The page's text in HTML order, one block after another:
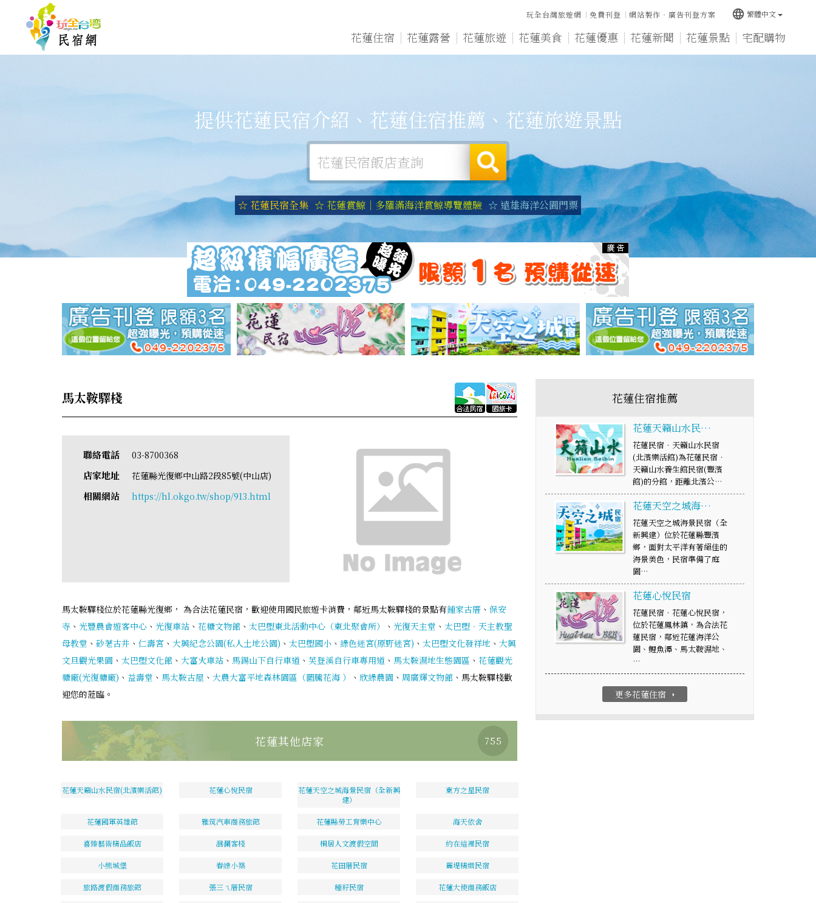
花蓮住宿 花蓮露營 花蓮旅遊 花蓮美食 花蓮優惠 花蓮新聞 花蓮景點 宅配購物
玩全台灣旅遊網 免費刊登 網站製作‧廣告刊登方案 language 繁體中文
提供花蓮民宿介紹、花蓮住宿推薦、花蓮旅遊景點
☆ 花蓮民宿全集 ☆ 花蓮賞鯨｜多羅滿海洋賞鯨導覽體驗 ☆ 遠雄海洋公園門票
馬太鞍驛棧
聯絡電話 03-8700368
店家地址 花蓮縣光復鄉中山路2段85號(中山店)
相關網站 https://hl.okgo.tw/shop/913.html
馬太鞍驛棧位於花蓮縣光復鄉， 為合法花蓮民宿，歡迎使用國民旅遊卡消費，鄰近馬太鞍驛棧的景點有鍾家古厝 、 保安
寺 、 光豐農會遊客中心 、 光復車站 、 花糖文物館 、 太巴塱東北活動中心（東北聚會所） 、 光復天主堂 、 太巴塱‧天主教聖
母教堂 、 砂荖古井 、 仁壽宮 、 大興紀念公園(私人土地公園) 、 太巴塱國小 、 綠色迷宮(原野迷宮) 、 太巴塱文化發祥地 、 大興
文旦觀光果園 、 太巴塱文化館 、 大富火車站 、 馬錫山下自行車道 、 芙登溪自行車專用道 、 馬太鞍濕地生態園區 、 花蓮觀光
糖廠(光復糖廠) 、 益壽堂 、 馬太鞍古屋 、 大農大富平地森林園區（圖騰花海 ） 、 欣綠農園 、 周廣輝文物館 、馬太鞍驛棧歡
迎您的蒞臨。
花蓮其他店家 755
花蓮天籟山水民宿(北濱樂活館) 花蓮心悅民宿
花蓮天空之城海景民宿（全新興
建）
東方之星民宿
花蓮國軍英雄館 雅筑汽車商務旅館 花蓮縣勞工育樂中心 海天依舍
喜臻藝術精品飯店 洄瀾客棧 桐居人文渡假空間 約在這裡民宿
小熊城堡 春綠小築 花田厝民宿 麗堤精緻民宿
旅路渡假商務旅館 張三ㄟ厝民宿 種籽民宿 花蓮大使商務飯店
花蓮住宿推薦
花蓮天籟山水民…
花蓮民宿‧天籟山水民宿
(北濱樂活館)為花蓮民宿‧
天籟山水養生館民宿(豐濱
館)的分館，距離北濱公…
花蓮天空之城海…
花蓮天空之城海景民宿（全
新興建）位於花蓮縣豐濱
鄉，面對太平洋有著絕佳的
海景美色，民宿準備了庭
園…
花蓮心悅民宿
花蓮民宿‧花蓮心悅民宿，
位於花蓮鳳林鎮，為合法花
蓮民宿，鄰近花蓮海洋公
園、鯉魚潭、馬太鞍濕地、
…
更多花蓮住宿 arrow_right